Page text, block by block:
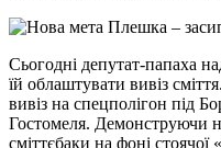
Сьогодні депутат-папаха
їй облаштувати вивіз
вивіз на спецполігон під
Гостомеля. Демонструючи
сміттєбаки на фоні стоячої